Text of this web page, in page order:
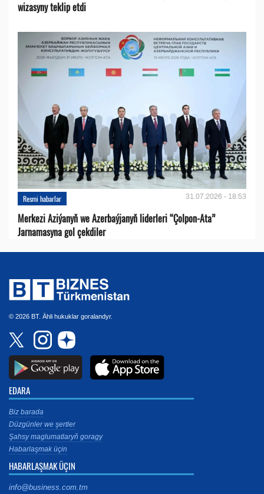
wizasyny teklip etdi
Resmi habarlar 31.07.2026 - 18:53
Merkezi Aziýanyň we Azerbaýjanyň liderleri “Çolpon-Ata”
Jarnamasyna gol çekdiler
© 2026 BT. Ähli hukuklar goralandyr.
EDARA
Biz barada
Düzgünler we şertler
Şahsy maglumatlaryň goragy
Habarlaşmak üçin
HABARLAŞMAK ÜÇIN
info@business.com.tm